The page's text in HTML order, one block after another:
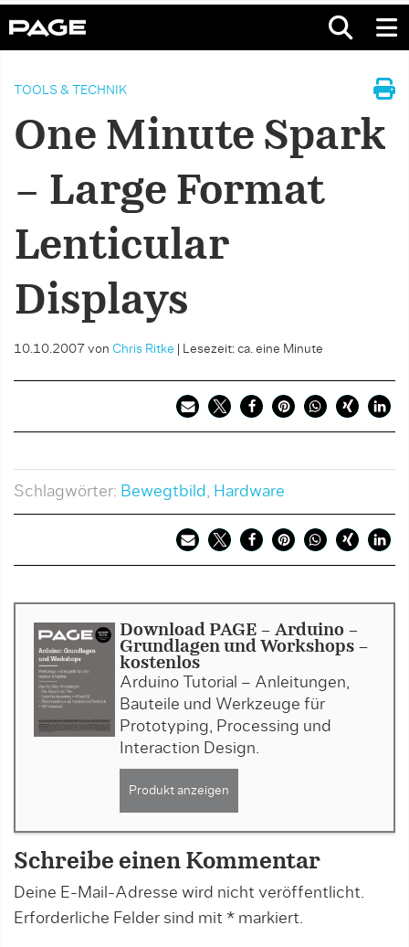
TOOLS & TECHNIK
One Minute Spark
– Large Format
Lenticular
Displays
10.10.2007 von Chris Ritke Lesezeit: ca. eine Minute
Schlagwörter: Bewegtbild, Hardware
Download PAGE - Arduino -
Grundlagen und Workshops -
kostenlos
Arduino Tutorial – Anleitungen,
Bauteile und Werkzeuge für
Prototyping, Processing und
Interaction Design.
Produkt anzeigen
Schreibe einen Kommentar
Deine E-Mail-Adresse wird nicht veröffentlicht.
Erforderliche Felder sind mit * markiert.